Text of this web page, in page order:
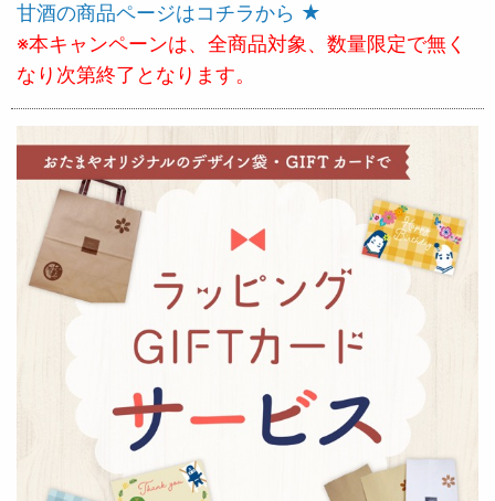
甘酒の商品ページはコチラから ★
※本キャンペーンは、全商品対象、数量限定で無く
なり次第終了となります。